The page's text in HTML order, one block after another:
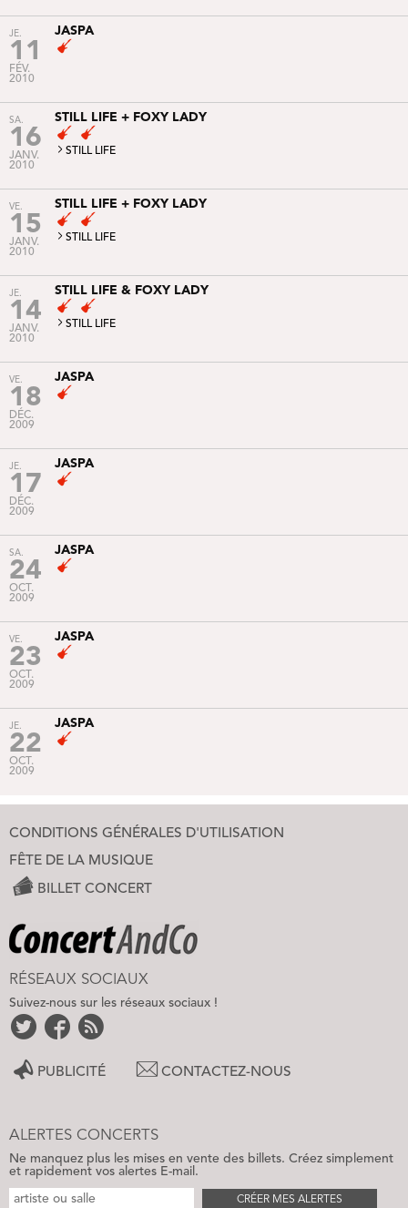
JE.
11
FÉV.
2010
JASPA
SA.
16
JANV.
2010
STILL LIFE + FOXY LADY
STILL LIFE
VE.
15
JANV.
2010
STILL LIFE + FOXY LADY
STILL LIFE
JE.
14
JANV.
2010
STILL LIFE & FOXY LADY
STILL LIFE
VE.
18
DÉC.
2009
JASPA
JE.
17
DÉC.
2009
JASPA
SA.
24
OCT.
2009
JASPA
VE.
23
OCT.
2009
JASPA
JE.
22
OCT.
2009
JASPA
CONDITIONS GÉNÉRALES D'UTILISATION
FÊTE DE LA MUSIQUE
BILLET CONCERT
RÉSEAUX SOCIAUX
Suivez-nous sur les réseaux sociaux !
PUBLICITÉ CONTACTEZ-NOUS
ALERTES CONCERTS
Ne manquez plus les mises en vente des billets. Créez simplement
et rapidement vos alertes E-mail.
CRÉER MES ALERTES